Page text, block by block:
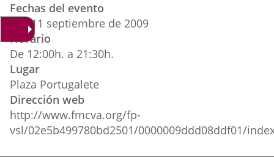
del
evento
Fechas del evento
al11 septiembre de 2009
Horario
De 12:00h. a 21:30h.
Lugar
Plaza Portugalete
Dirección web
http://www.fmcva.org/fp-
vsl/02e5b499780bd2501/0000009ddd08ddf01/